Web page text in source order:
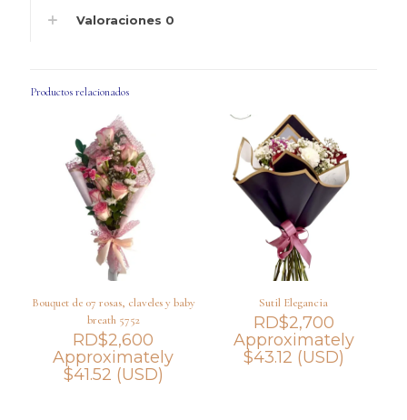
Valoraciones 0
Productos relacionados
Bouquet de 07 rosas, claveles y baby
breath 5752
RD$2,600
Approximately
$41.52 (USD)
Sutil Elegancia
RD$2,700
Approximately
$43.12 (USD)